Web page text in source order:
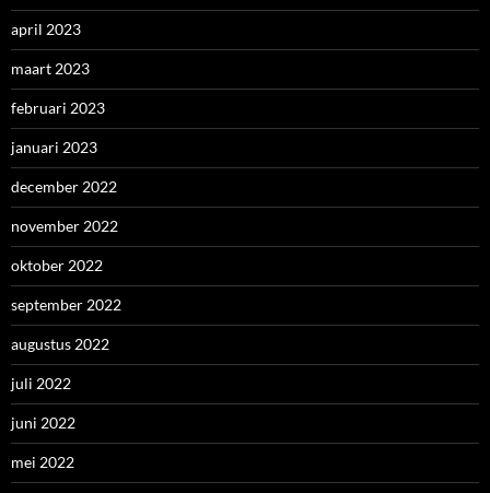
april 2023
maart 2023
februari 2023
januari 2023
december 2022
november 2022
oktober 2022
september 2022
augustus 2022
juli 2022
juni 2022
mei 2022